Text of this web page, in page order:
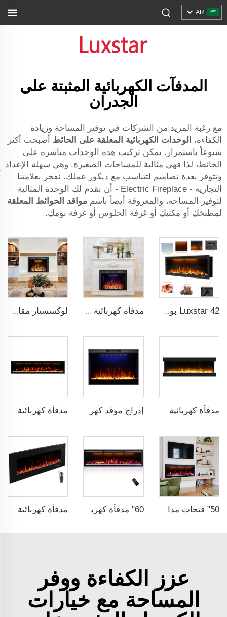
AR
المدفآت الكهربائية المثبتة على
الجدران
مع رغبة المزيد من الشركات في توفير المساحة وزيادة
الكفاءة، الوحدات الكهربائية المعلقة على الحائط
أصبحت أكثر
شيوعاً باستمرار. يمكن تركيب هذه الوحدات مباشرة على
الحائط، لذا فهي مثالية للمساحات الصغيرة. وهي سهلة الإعداد
وتتوفر بعدة تصاميم لتتناسب مع ديكور عملك. نفخر بعلامتنا
التجارية - Electric Fireplace - أن نقدم لك الوحدة المثالية
لتوفير المساحة، والمعروفة أيضاً باسم مواقد الحوائط المعلقة
لمطبخك أو مكتبك أو غرفة الجلوس أو غرفة نومك.
Luxstar 42 بوصة ذكية مدفأة كهربائية بنظام تشغيل عن بعد عبر تطبيق مع لهب زخرفي، مدفأة كهربائية جدارية للبيع مدفأة كهربائية قابلة للإدخال بحجم 25 بوصة من Luxstar بالجملة مع باب زجاجي، مدفأة زخرفية مع صوت تشظي النار لوكسستار مقاس 36 بوصة مدفأة كهربائية مصنعة لتزيين المدافئ مع لهب متعدد الألوان ومؤقت
50" فتحات مدافئ كهربائية مدمجة مع واي فاي قابلة للتحكم عبر تطبيق Alexa بتصميم رفيع الإطار مع منظم حرارة 60" مدفأة كهربائية زخرفية مثبتة على الحائط مع واي فاي وتحكم صوتي عبر Alexa و Google Home للمستخدم الداخلي مدفأة كهربائية معلقة على الحائط بقياس 84 بوصة من Luxstar مع 3 ألوان لهب و5 ألوان لسرير الوقود من صنع شركة تصنيع مدفآت كهربائية
عزز الكفاءة ووفر
المساحة مع خيارات